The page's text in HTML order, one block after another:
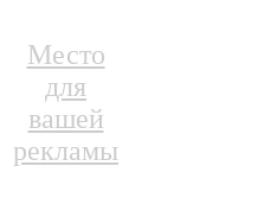
Место
для
вашей
рекламы